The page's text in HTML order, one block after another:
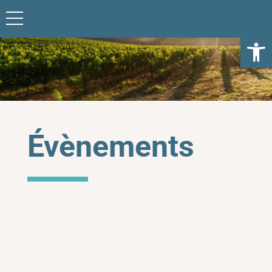
Ouvrir
Évènements